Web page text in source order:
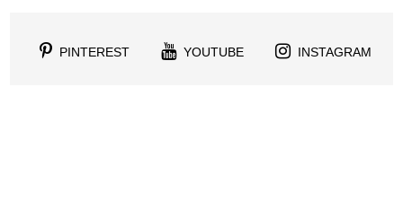
PINTEREST YOUTUBE INSTAGRAM